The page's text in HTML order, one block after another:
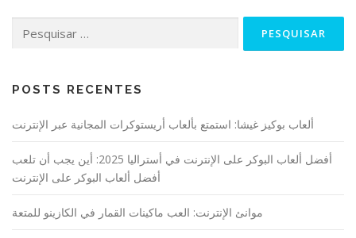
POSTS RECENTES
ألعاب بوكيز غيشا: استمتع بألعاب أريستوكرات المجانية عبر الإنترنت
أفضل ألعاب البوكر على الإنترنت في أستراليا 2025: أين يجب أن تلعب
أفضل ألعاب البوكر على الإنترنت
موانئ الإنترنت: العب ماكينات القمار في الكازينو للمتعة